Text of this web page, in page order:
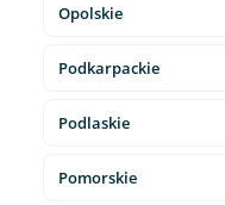
Opolskie
Podkarpackie
Podlaskie
Pomorskie